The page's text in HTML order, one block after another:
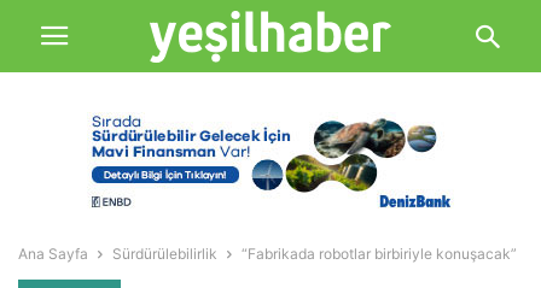
Ana Sayfa Sürdürülebilirlik “Fabrikada robotlar birbiriyle konuşacak”